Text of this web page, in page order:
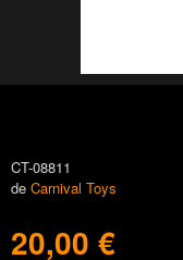
CT-08811
de Carnival Toys
20,00 €